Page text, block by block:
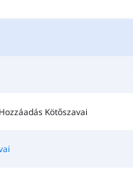
Kötőszavai